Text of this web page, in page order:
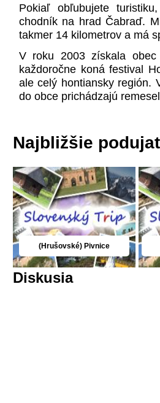
Pokiaľ obľubujete
chodník na hrad Čabraď.
takmer 14 kilometrov a má
V roku 2003 získala
každoročne koná festival
ale celý hontiansky región.
do obce prichádzajú
Najbližšie
(Hrušovské) Pivnice
Diskusia